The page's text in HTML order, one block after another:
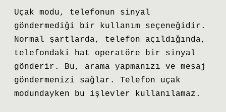
Uçak modu, telefonun sinyal
göndermediği bir kullanım seçeneğidir.
Normal şartlarda, telefon açıldığında,
telefondaki hat operatöre bir sinyal
gönderir. Bu, arama yapmanızı ve mesaj
göndermenizi sağlar. Telefon uçak
modundayken bu işlevler kullanılamaz.